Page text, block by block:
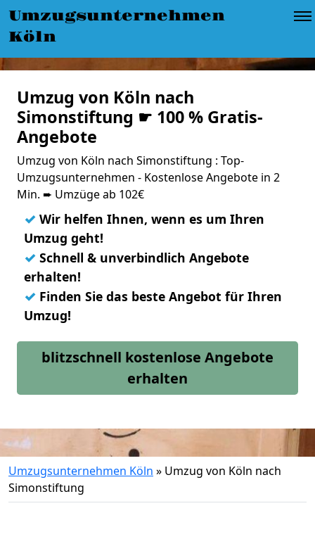
Umzugsunternehmen
Köln
Umzug von Köln nach
Simonstiftung ☛ 100 % Gratis-
Angebote
Umzug von Köln nach Simonstiftung : Top-
Umzugsunternehmen - Kostenlose Angebote in 2
Min. ➨ Umzüge ab 102€
✓ Wir helfen Ihnen, wenn es um Ihren
Umzug geht!
✓ Schnell & unverbindlich Angebote
erhalten!
✓ Finden Sie das beste Angebot für Ihren
Umzug!
blitzschnell kostenlose Angebote
erhalten
Umzugsunternehmen Köln » Umzug von Köln nach
Simonstiftung